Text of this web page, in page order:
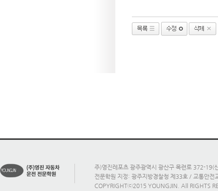
주)영진레포츠 광주광역시 광산구 목련로 372-
전문학원 지정: 광주지방경찰청 제33호 / 교통안전
COPYRIGHTⓒ2015 YOUNGJIN. All RIGHTS